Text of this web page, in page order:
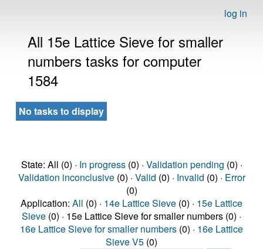
log in
All 15e Lattice Sieve for smaller
numbers tasks for computer
1584
No tasks to display
State: All (0) · In progress(0) · Validation pending (0) ·
Validation inconclusive(0) · Valid (0) · Invalid (0) · Error
(0)
Application: All (0) · 14e Lattice Sieve (0) · 15e Lattice
Sieve (0) · 15e Lattice Sieve for smaller numbers (0) ·
16e Lattice Sieve for smaller numbers (0) · 16e Lattice
Sieve V5 (0)